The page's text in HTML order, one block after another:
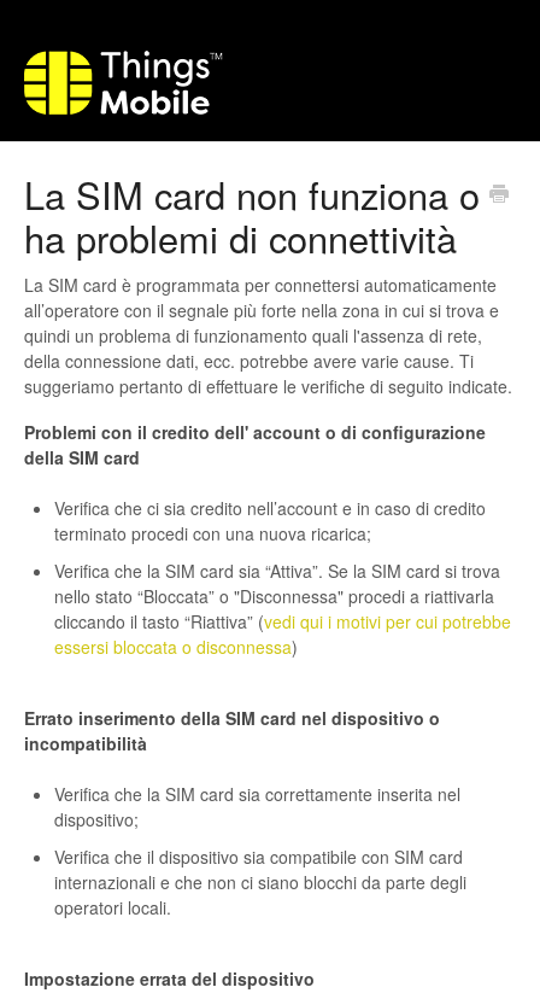
La SIM card non funziona o
ha problemi di connettività
La SIM card è programmata per connettersi automaticamente
all’operatore con il segnale più forte nella zona in cui si trova e
quindi un problema di funzionamento quali l'assenza di rete,
della connessione dati, ecc. potrebbe avere varie cause. Ti
suggeriamo pertanto di effettuare le verifiche di seguito indicate.
Problemi con il credito dell' account o di configurazione
della SIM card
Verifica che ci sia credito nell’account e in caso di credito
terminato procedi con una nuova ricarica;
Verifica che la SIM card sia “Attiva”. Se la SIM card si trova
nello stato “Bloccata” o "Disconnessa" procedi a riattivarla
cliccando il tasto “Riattiva” (vedi qui i motivi per cui potrebbe
essersi bloccata o disconnessa)
Errato inserimento della SIM card nel dispositivo o
incompatibilità
Verifica che la SIM card sia correttamente inserita nel
dispositivo;
Verifica che il dispositivo sia compatibile con SIM card
internazionali e che non ci siano blocchi da parte degli
operatori locali.
Impostazione errata del dispositivo